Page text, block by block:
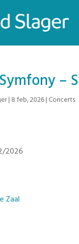
–
| 8 feb, 2026| Concerts
2026
Zaal